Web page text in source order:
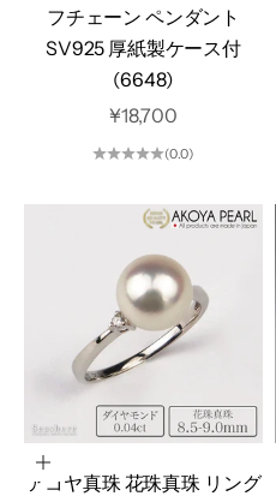
フチェーン ペンダント
SV925 厚紙製ケース付
(6648)
セール価格
¥18,700
(0.0)
カートに追加
アコヤ真珠 花珠真珠 リング